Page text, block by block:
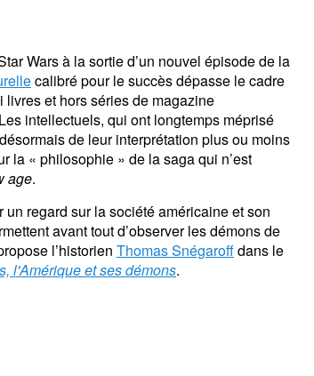
Wars à la sortie d’un nouvel épisode de la
calibré pour le succès dépasse le cadre
et hors séries de magazine
intellectuels, qui ont longtemps méprisé
de leur interprétation plus ou moins
la « philosophie » de la saga qui n’est
age.
regard sur la société américaine et son
avant tout d’observer les démons de
l’historien Thomas Snégaroffdans le
l'Amérique et ses démons.